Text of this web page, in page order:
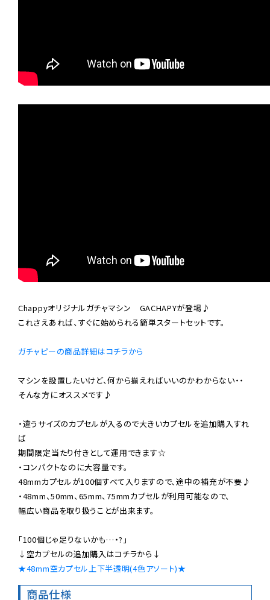
Chappyオリジナルガチャマシン　GACHAPYが登場♪
これさえあれば、すぐに始められる簡単スタートセットです。
ガチャピーの商品詳細はコチラから
マシンを設置したいけど、何から揃えればいいのかわからない・・
そんな方にオススメです♪
・違うサイズのカプセルが入るので大きいカプセルを追加購入すれ
ば
期間限定当たり付きとして運用できます☆
・コンパクトなのに大容量です。
48mmカプセルが100個すべて入りますので、途中の補充が不要♪
・48mm、50mm、65mm、75mmカプセルが利用可能なので、
幅広い商品を取り扱うことが出来ます。
「100個じゃ足りないかも…・?」
★48mm空カプセル上下半透明(4色アソート)★
商品仕様